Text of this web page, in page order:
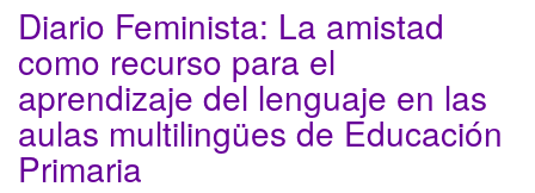
Diario Feminista: La amistad
como recurso para el
aprendizaje del lenguaje en las
aulas multilingües de Educación
Primaria